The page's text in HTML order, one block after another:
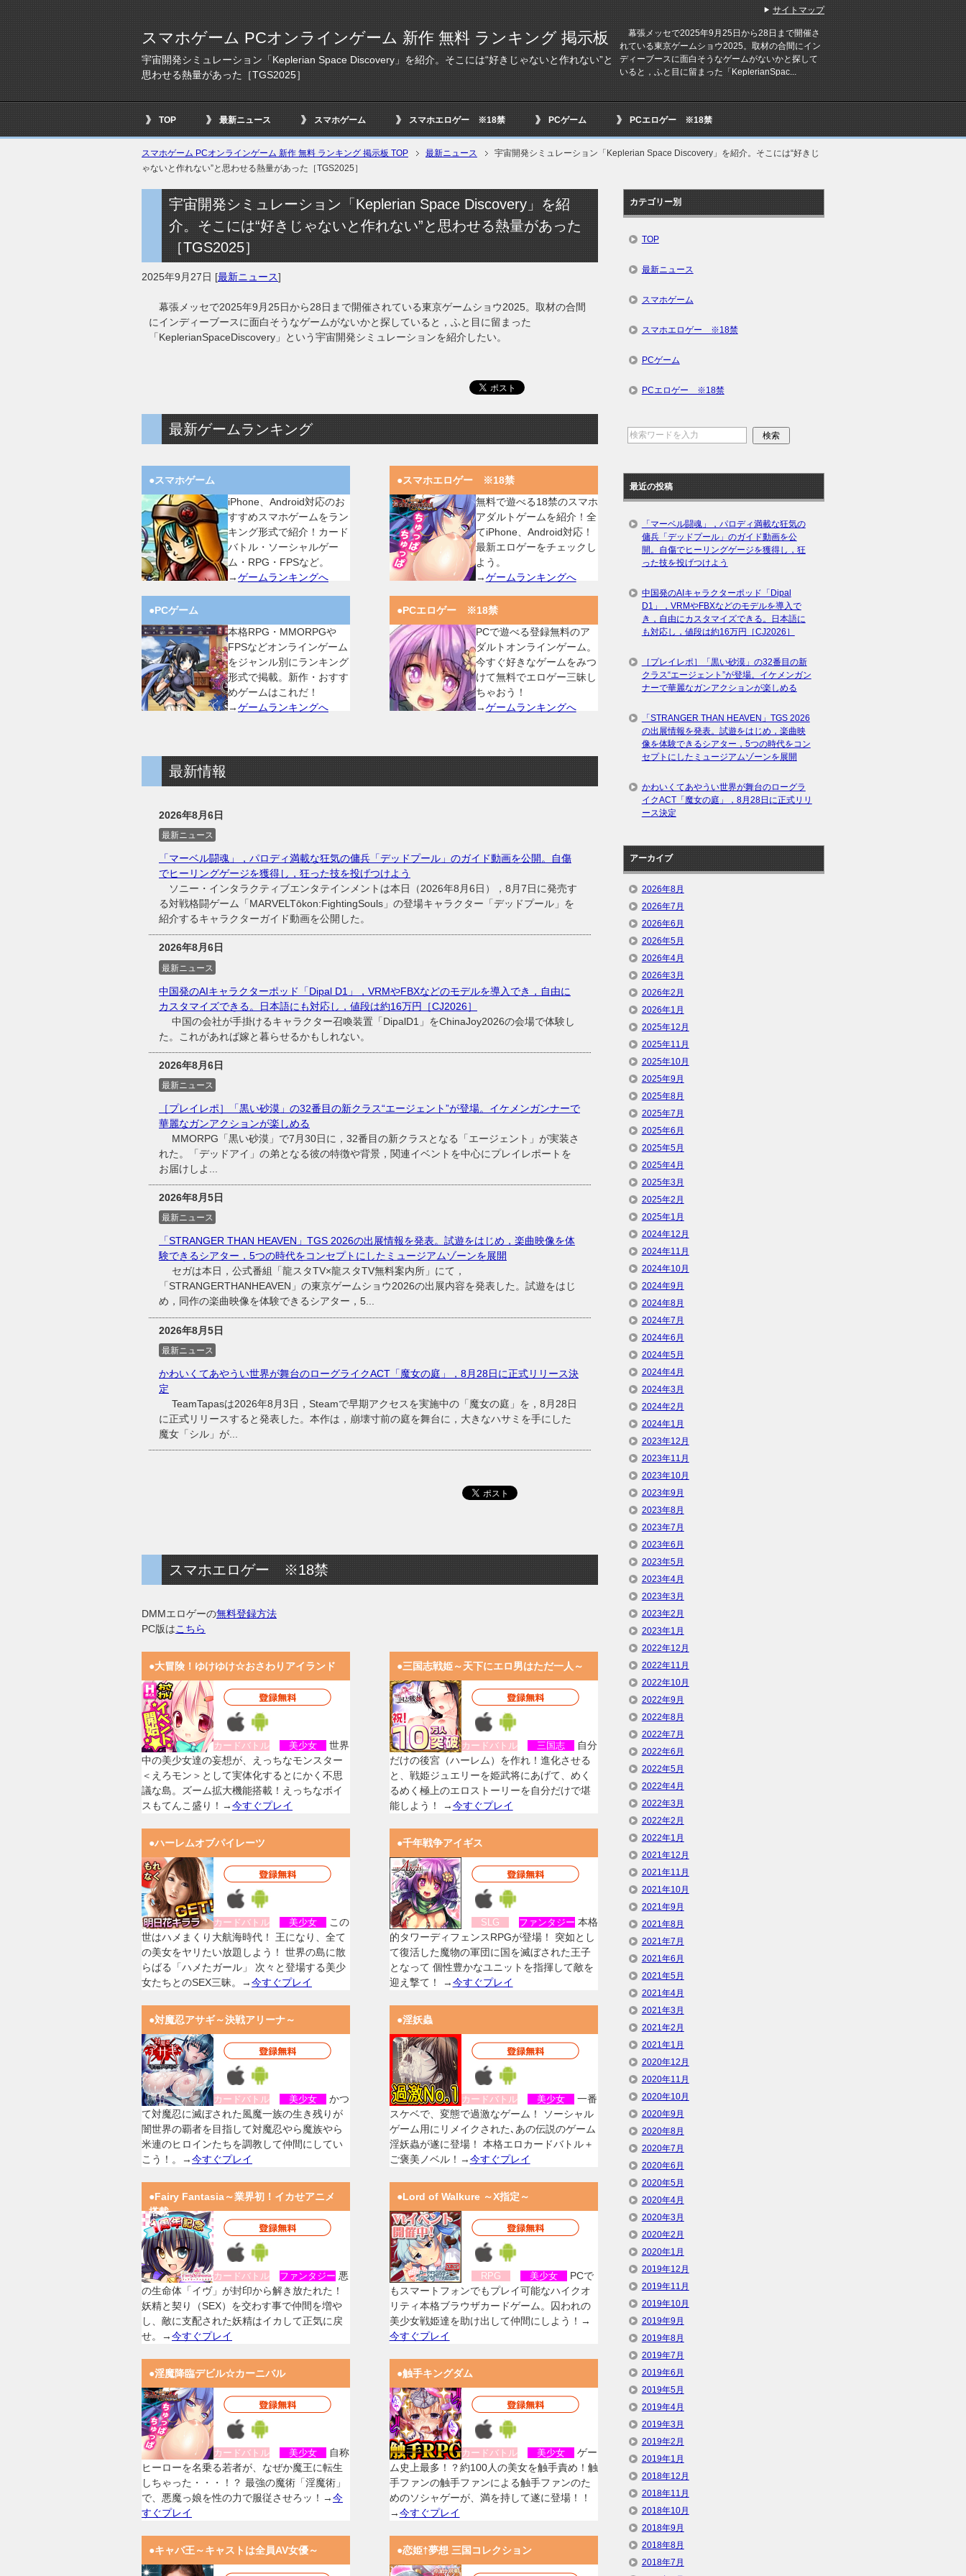
スマホゲーム PCオンラインゲーム 新作 無料 ランキング 掲示板
宇宙開発シミュレーション「Keplerian Space Discovery」を紹介。そこには“好きじゃないと作れない”と
思わせる熱量があった［TGS2025］
幕張メッセで2025年9月25日から28日まで開催さ
れている東京ゲームショウ2025。取材の合間にイン
ディーブースに面白そうなゲームがないかと探して
いると，ふと目に留まった「KeplerianSpac...
TOP 最新ニュース スマホゲーム スマホエロゲー ※18禁 PCゲーム PCエロゲー ※18禁
スマホゲーム PCオンラインゲーム 新作 無料 ランキング 掲示板 TOP 最新ニュース
宇宙開発シミュレーション「Keplerian Space Discovery」を紹介。そこには“好きじ
ゃないと作れない”と思わせる熱量があった［TGS2025］
宇宙開発シミュレーション「Keplerian Space Discovery」を紹
介。そこには“好きじゃないと作れない”と思わせる熱量があった
［TGS2025］
2025年9月27日 [最新ニュース]
幕張メッセで2025年9月25日から28日まで開催されている東京ゲームショウ2025。取材の合間
にインディーブースに面白そうなゲームがないかと探していると，ふと目に留まった
「KeplerianSpaceDiscovery」という宇宙開発シミュレーションを紹介したい。
最新ゲームランキング
●スマホゲーム
iPhone、Android対応のお
すすめスマホゲームをラン
キング形式で紹介！カード
バトル・ソーシャルゲー
ム・RPG・FPSなど。
→ゲームランキングへ
●スマホエロゲー ※18禁
無料で遊べる18禁のスマホ
アダルトゲームを紹介！全
てiPhone、Android対応！
最新エロゲーをチェックし
よう。
→ゲームランキングへ
●PCゲーム
本格RPG・MMORPGや
FPSなどオンラインゲーム
をジャンル別にランキング
形式で掲載。新作・おすす
めゲームはこれだ！
→ゲームランキングへ
●PCエロゲー ※18禁
PCで遊べる登録無料のア
ダルトオンラインゲーム。
今すぐ好きなゲームをみつ
けて無料でエロゲー三昧し
ちゃおう！
→ゲームランキングへ
最新情報
2026年8月6日
最新ニュース
「マーベル闘魂」，パロディ満載な狂気の傭兵「デッドプール」のガイド動画を公開。自傷
でヒーリングゲージを獲得し，狂った技を投げつけよう
ソニー・インタラクティブエンタテインメントは本日（2026年8月6日），8月7日に発売す
る対戦格闘ゲーム「MARVELTōkon:FightingSouls」の登場キャラクター「デッドプール」を
紹介するキャラクターガイド動画を公開した。
2026年8月6日
最新ニュース
中国発のAIキャラクターポッド「Dipal D1」，VRMやFBXなどのモデルを導入でき，自由に
カスタマイズできる。日本語にも対応し，値段は約16万円［CJ2026］
中国の会社が手掛けるキャラクター召喚装置「DipalD1」をChinaJoy2026の会場で体験し
た。これがあれば嫁と暮らせるかもしれない。
2026年8月6日
最新ニュース
［プレイレポ］「黒い砂漠」の32番目の新クラス“エージェント”が登場。イケメンガンナーで
華麗なガンアクションが楽しめる
MMORPG「黒い砂漠」で7月30日に，32番目の新クラスとなる「エージェント」が実装さ
れた。「デッドアイ」の弟となる彼の特徴や背景，関連イベントを中心にプレイレポートを
お届けしよ...
2026年8月5日
最新ニュース
「STRANGER THAN HEAVEN」TGS 2026の出展情報を発表。試遊をはじめ，楽曲映像を体
験できるシアター，5つの時代をコンセプトにしたミュージアムゾーンを展開
セガは本日，公式番組「龍スタTV×龍スタTV無料案内所」にて，
「STRANGERTHANHEAVEN」の東京ゲームショウ2026の出展内容を発表した。試遊をはじ
め，同作の楽曲映像を体験できるシアター，5...
2026年8月5日
最新ニュース
かわいくてあやうい世界が舞台のローグライクACT「魔女の庭」，8月28日に正式リリース決
定
TeamTapasは2026年8月3日，Steamで早期アクセスを実施中の「魔女の庭」を，8月28日
に正式リリースすると発表した。本作は，崩壊寸前の庭を舞台に，大きなハサミを手にした
魔女「シル」が...
スマホエロゲー ※18禁
DMMエロゲーの無料登録方法
PC版はこちら
●大冒険！ゆけゆけ☆おさわりアイランド
カードバトル 美少女
世界
中の美少女達の妄想が、えっちなモンスター
＜えろモン＞として実体化するとにかく不思
議な島。ズーム拡大機能搭載！えっちなボイ
スもてんこ盛り！→今すぐプレイ
●三国志戦姫～天下にエロ男はただ一人～
カードバトル 三国志
自分
だけの後宮（ハーレム）を作れ！進化させる
と、戦姫ジュエリーを姫武将にあげて、めく
るめく極上のエロストーリーを自分だけで堪
能しよう！ →今すぐプレイ
●ハーレムオブパイレーツ
カードバトル 美少女
この
世はハメまくり大航海時代！ 王になり、全て
の美女をヤリたい放題しよう！ 世界の島に散
らばる「ハメたガール」 次々と登場する美少
女たちとのSEX三昧。→今すぐプレイ
●千年戦争アイギス
SLG ファンタジー 本格
的タワーディフェンスRPGが登場！ 突如とし
て復活した魔物の軍団に国を滅ぼされた王子
となって 個性豊かなユニットを指揮して敵を
迎え撃て！ →今すぐプレイ
●対魔忍アサギ～決戦アリーナ～
カードバトル 美少女
かつ
て対魔忍に滅ぼされた風魔一族の生き残りが
闇世界の覇者を目指して対魔忍やら魔族やら
米連のヒロインたちを調教して仲間にしてい
こう！。→今すぐプレイ
●淫妖蟲
カードバトル 美少女
一番
スケベで、変態で過激なゲーム！ ソーシャル
ゲーム用にリメイクされた､あの伝説のゲーム
淫妖蟲が遂に登場！ 本格エロカードバトル＋
ご褒美ノベル！→今すぐプレイ
●Fairy Fantasia～業界初！イカせアニメ
搭載
カードバトル ファンタジー 悪
の生命体「イヴ」が封印から解き放たれた！
妖精と契り（SEX）を交わす事で仲間を増や
し、敵に支配された妖精はイカして正気に戻
せ。→今すぐプレイ
●Lord of Walkure ～X指定～
RPG 美少女
PCで
もスマートフォンでもプレイ可能なハイクオ
リティ本格ブラウザカードゲーム。囚われの
美少女戦姫達を助け出して仲間にしよう！→
今すぐプレイ
●淫魔降臨デビル☆カーニバル
カードバトル 美少女
自称
ヒーローを名乗る若者が、なぜか魔王に転生
しちゃった・・・！？ 最強の魔術「淫魔術」
で、悪魔っ娘を性の力で服従させろッ！→今
すぐプレイ
●触手キングダム
カードバトル 美少女
ゲー
ム史上最多！？約100人の美女を触手責め！触
手ファンの触手ファンによる触手ファンのた
めのソシャゲーが、満を持して遂に登場！！
→今すぐプレイ
●キャバ王～キャストは全員AV女優～ ●恋姫†夢想 三国コレクション
カテゴリー別
TOP
最新ニュース
スマホゲーム
スマホエロゲー ※18禁
PCゲーム
PCエロゲー ※18禁
最近の投稿
「マーベル闘魂」，パロディ満載な狂気の
傭兵「デッドプール」のガイド動画を公
開。自傷でヒーリングゲージを獲得し，狂
った技を投げつけよう
中国発のAIキャラクターポッド「Dipal
D1」，VRMやFBXなどのモデルを導入で
き，自由にカスタマイズできる。日本語に
も対応し，値段は約16万円［CJ2026］
［プレイレポ］「黒い砂漠」の32番目の新
クラス“エージェント”が登場。イケメンガン
ナーで華麗なガンアクションが楽しめる
「STRANGER THAN HEAVEN」TGS 2026
の出展情報を発表。試遊をはじめ，楽曲映
像を体験できるシアター，5つの時代をコン
セプトにしたミュージアムゾーンを展開
かわいくてあやうい世界が舞台のローグラ
イクACT「魔女の庭」，8月28日に正式リリ
ース決定
アーカイブ
2026年8月
2026年7月
2026年6月
2026年5月
2026年4月
2026年3月
2026年2月
2026年1月
2025年12月
2025年11月
2025年10月
2025年9月
2025年8月
2025年7月
2025年6月
2025年5月
2025年4月
2025年3月
2025年2月
2025年1月
2024年12月
2024年11月
2024年10月
2024年9月
2024年8月
2024年7月
2024年6月
2024年5月
2024年4月
2024年3月
2024年2月
2024年1月
2023年12月
2023年11月
2023年10月
2023年9月
2023年8月
2023年7月
2023年6月
2023年5月
2023年4月
2023年3月
2023年2月
2023年1月
2022年12月
2022年11月
2022年10月
2022年9月
2022年8月
2022年7月
2022年6月
2022年5月
2022年4月
2022年3月
2022年2月
2022年1月
2021年12月
2021年11月
2021年10月
2021年9月
2021年8月
2021年7月
2021年6月
2021年5月
2021年4月
2021年3月
2021年2月
2021年1月
2020年12月
2020年11月
2020年10月
2020年9月
2020年8月
2020年7月
2020年6月
2020年5月
2020年4月
2020年3月
2020年2月
2020年1月
2019年12月
2019年11月
2019年10月
2019年9月
2019年8月
2019年7月
2019年6月
2019年5月
2019年4月
2019年3月
2019年2月
2019年1月
2018年12月
2018年11月
2018年10月
2018年9月
2018年8月
2018年7月
サイトマップ